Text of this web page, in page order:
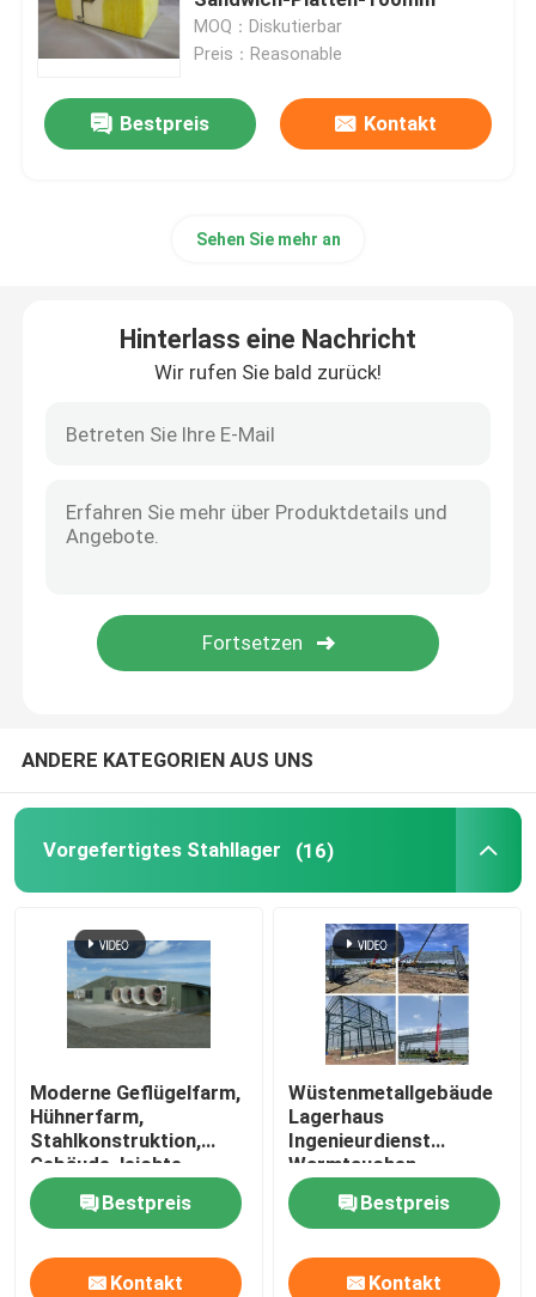
Fertigstahllager
Akustische Sandwich-Platte
Metallfassadenelemente
Stahlblech-Spule
Faltbares Behälter-Haus
Profiliertes Stahlblech
EPS-Sandwichplatte
Dekorative Sandwich-Platte
Sandwich-Platten-Ecke
Glaswolleisolierung
rockwool Isolierung
Struktureller Stahlträger
MOQ：Diskutierbar
Preis：Reasonable
Bestpreis Kontakt
Sehen Sie mehr an
Hinterlass eine Nachricht
Wir rufen Sie bald zurück!
ANDERE KATEGORIEN AUS UNS
Vorgefertigtes Stahllager (16)
Moderne Geflügelfarm,
Hühnerfarm,
Stahlkonstruktion,
Gebäude, leichte
Stahlkonstruktion,
GeflügelBestpreis
Kontakt
Wüstenmetallgebäude
Lagerhaus
Ingenieurdienst
Warmtauchen
Galvanisierung
Vorgefertigtes
Stahllager Stahlrahmen
Design Modulare
Lagerhauslösung
Bestpreis
Kontakt